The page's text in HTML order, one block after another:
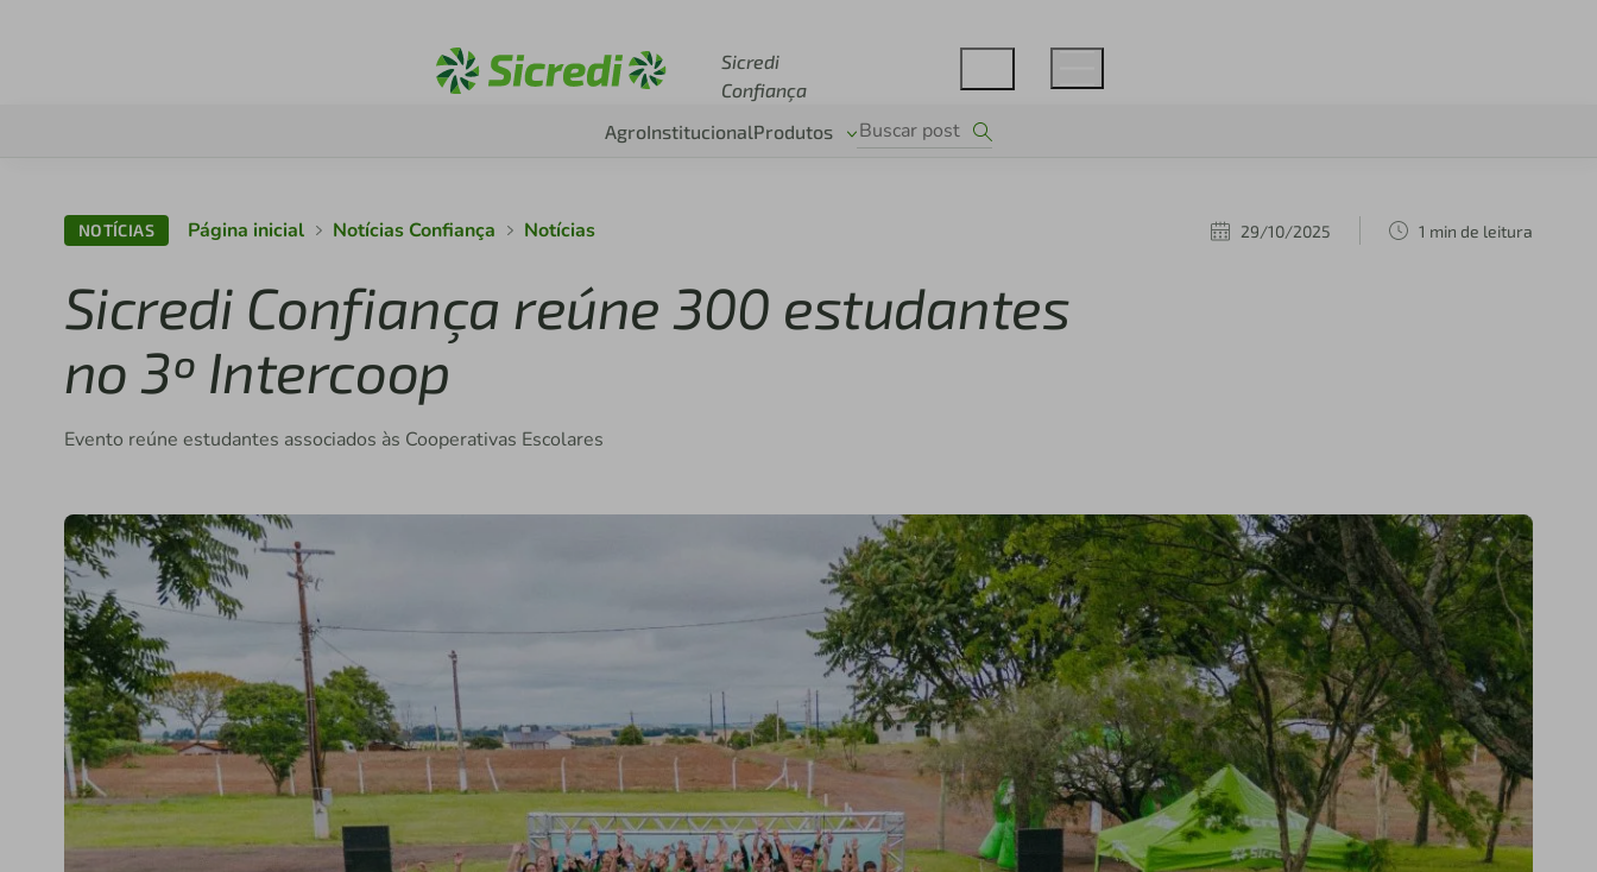
Sicredi
Confiança
AgroInstitucionalProdutos
NOTÍCIAS Página inicial Notícias Confiança Notícias 29/10/2025 1 min de leitura
Sicredi Confiança reúne 300 estudantes
no 3º Intercoop
Evento reúne estudantes associados às Cooperativas Escolares